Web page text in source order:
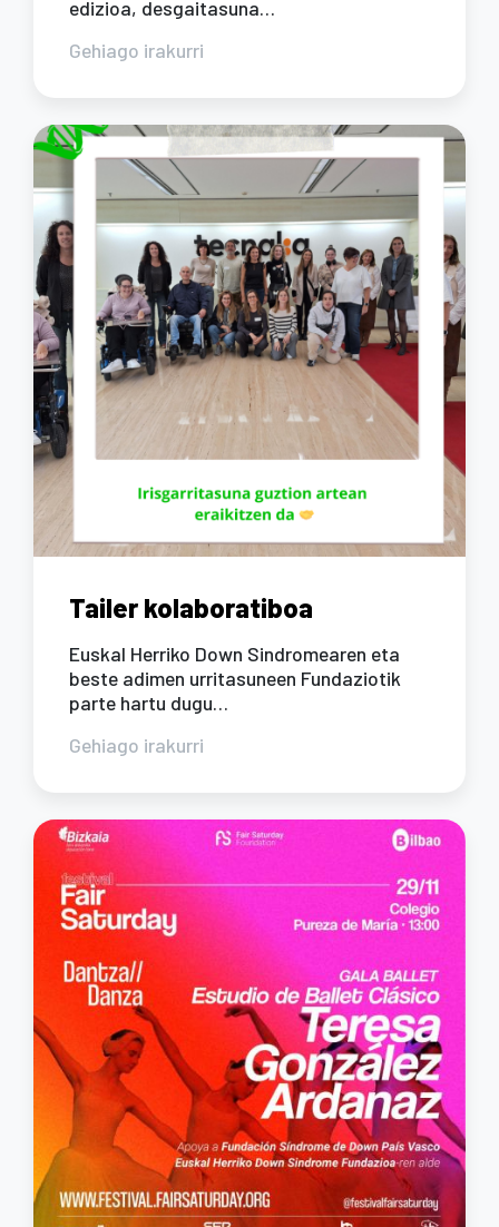
edizioa, desgaitasuna…
Gehiago irakurri
Tailer kolaboratiboa
Euskal Herriko Down Sindromearen eta
beste adimen urritasuneen Fundaziotik
parte hartu dugu…
Gehiago irakurri